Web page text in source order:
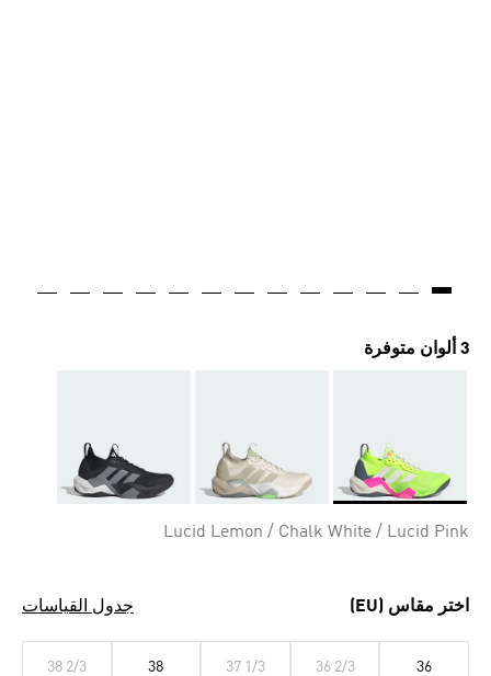
3 ألوان متوفرة
Lucid Lemon / Chalk White / Lucid Pink
اختر مقاس (EU) جدول القياسات
36
36 2/3
37 1/3
38
38 2/3